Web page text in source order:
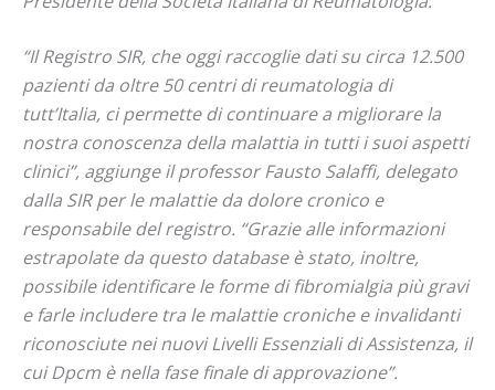
“Il Registro SIR, che oggi raccoglie dati su circa 12.500
pazienti da oltre 50 centri di reumatologia di
tutt’Italia, ci permette di continuare a migliorare la
nostra conoscenza della malattia in tutti i suoi aspetti
clinici”, aggiunge il professor Fausto Salaffi, delegato
dalla SIR per le malattie da dolore cronico e
responsabile del registro. “Grazie alle informazioni
estrapolate da questo database è stato, inoltre,
possibile identificare le forme di fibromialgia più gravi
e farle includere tra le malattie croniche e invalidanti
riconosciute nei nuovi Livelli Essenziali di Assistenza, il
cui Dpcm è nella fase finale di approvazione”.